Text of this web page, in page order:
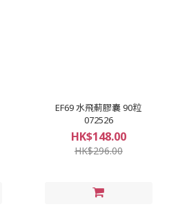
EF69 水飛薊膠囊 90粒
072526
HK$148.00
HK$296.00